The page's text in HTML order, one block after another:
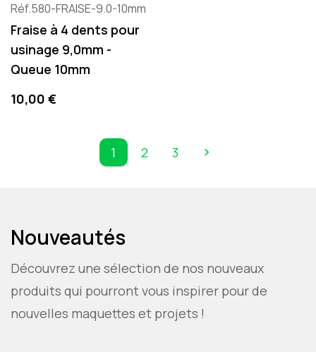
Réf.580-FRAISE-9.0-10mm
Fraise à 4 dents pour
usinage 9,0mm -
Queue 10mm
Preis
10,00 €
1 2 3 
Nouveautés
Découvrez une sélection de nos nouveaux
produits qui pourront vous inspirer pour de
nouvelles maquettes et projets !